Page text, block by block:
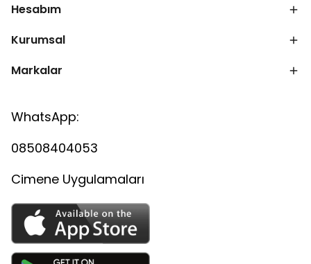
Hesabım
Kurumsal
Markalar
WhatsApp:
08508404053
Cimene Uygulamaları